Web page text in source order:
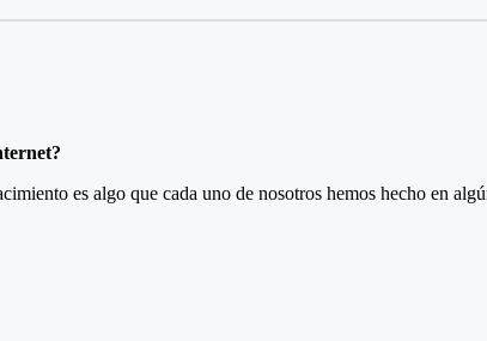
es algo que cada uno de nosotros hemos hecho en